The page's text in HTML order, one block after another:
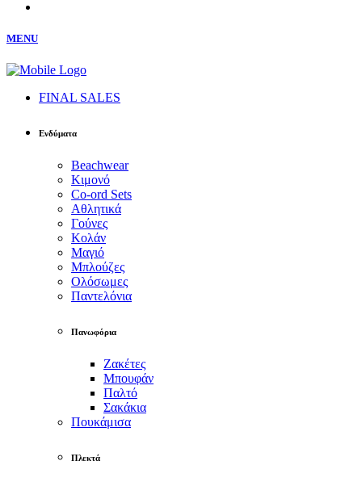
MENU
FINAL SALES
Ενδύματα
Beachwear
Κιμονό
Co-ord Sets
Αθλητικά
Γούνες
Κολάν
Μαγιό
Μπλούζες
Ολόσωμες
Παντελόνια
Πανωφόρια
Ζακέτες
Μπουφάν
Παλτό
Σακάκια
Πουκάμισα
Πλεκτά